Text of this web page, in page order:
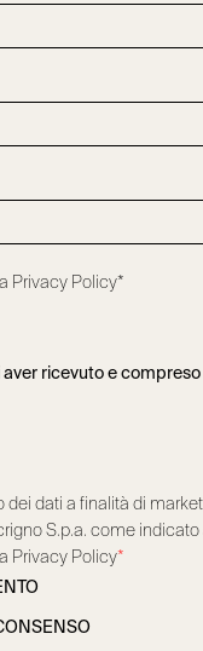
Privacy Policy*
ricevuto e compreso
dei dati a finalità di
S.p.a. come
Privacy Policy*